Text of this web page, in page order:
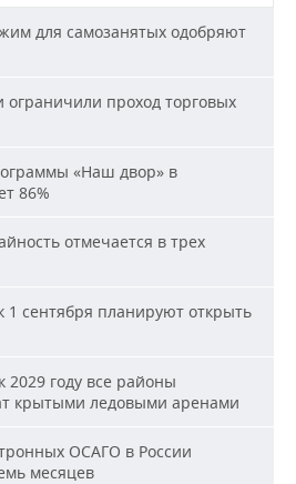
для самозанятых одобряют
ограничили проход торговых
«Наш двор» в
86%
отмечается в трех
1 сентября планируют открыть
году все районы
крытыми ледовыми аренами
ОСАГО в России
месяцев